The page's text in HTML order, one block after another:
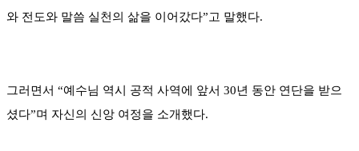
와 전도와 말씀 실천의 삶을 이어갔다”고 말했다.
그러면서 “예수님 역시 공적 사역에 앞서 30년 동안 연단을 받으
셨다”며 자신의 신앙 여정을 소개했다.